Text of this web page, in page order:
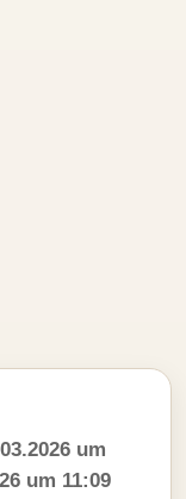
um
um 11:09